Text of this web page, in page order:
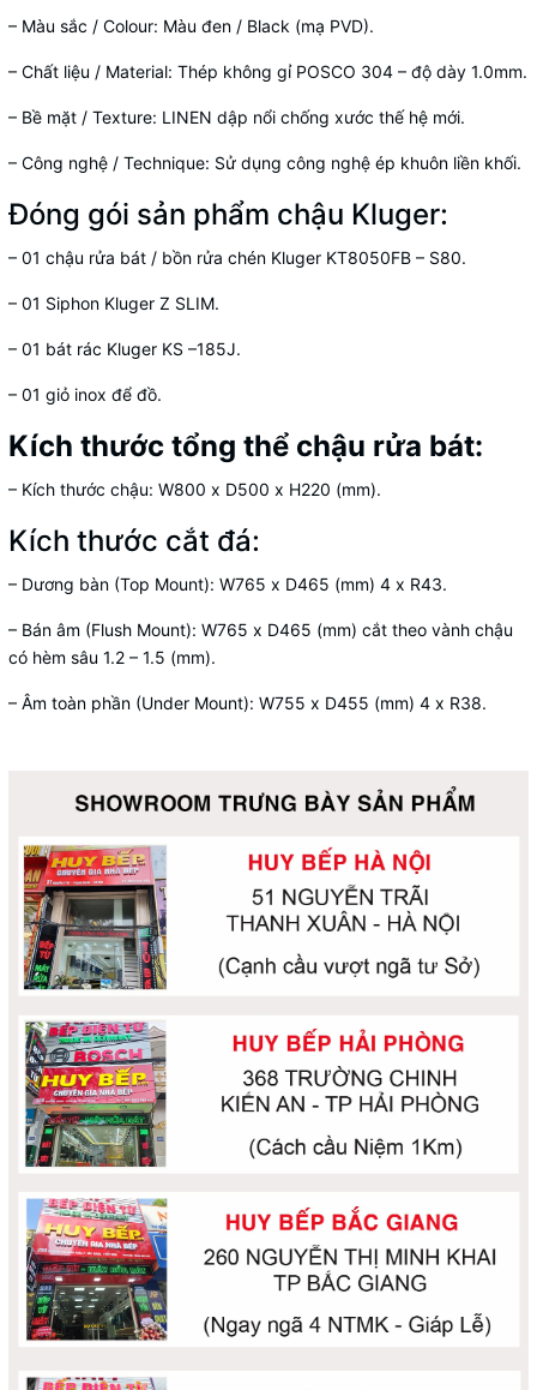
– Màu sắc / Colour: Màu đen / Black (mạ PVD).
– Chất liệu / Material: Thép không gỉ POSCO 304 – độ dày 1.0mm.
– Bề mặt / Texture: LINEN dập nổi chống xước thế hệ mới.
– Công nghệ / Technique: Sử dụng công nghệ ép khuôn liền khối.
Đóng gói sản phẩm chậu Kluger:
– 01 chậu rửa bát / bồn rửa chén Kluger KT8050FB – S80.
– 01 Siphon Kluger Z SLIM.
– 01 bát rác Kluger KS –185J.
– 01 giỏ inox để đồ.
Kích thước tổng thể chậu rửa bát:
– Kích thước chậu: W800 x D500 x H220 (mm).
Kích thước cắt đá:
– Dương bàn (Top Mount): W765 x D465 (mm) 4 x R43.
– Bán âm (Flush Mount): W765 x D465 (mm) cắt theo vành chậu
có hèm sâu 1.2 – 1.5 (mm).
– Âm toàn phần (Under Mount): W755 x D455 (mm) 4 x R38.